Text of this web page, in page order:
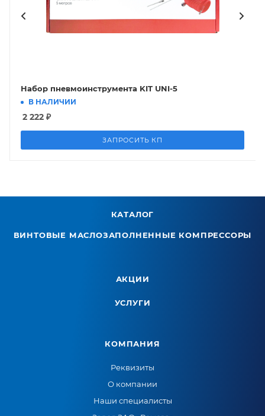
Набор пневмоинструмента KIT UNI-5
В НАЛИЧИИ
2 222 ₽
ЗАПРОСИТЬ КП
КАТАЛОГ
ВИНТОВЫЕ МАСЛОЗАПОЛНЕННЫЕ КОМПРЕССОРЫ
АКЦИИ
УСЛУГИ
КОМПАНИЯ
Реквизиты
О компании
Наши специалисты